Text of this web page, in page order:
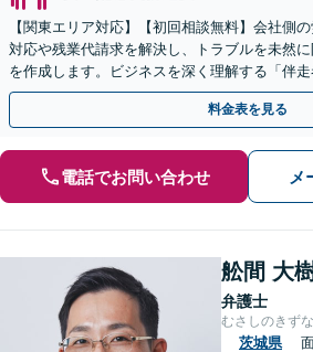
【関東エリア対応】【初回相談無料】会社側
対応や残業代請求を解決し、トラブルを未然
を作成します。ビジネスを深く理解する「伴
益と今後の事業成長を守り抜きます。
料金表を見る
電話でお問い合わせ メ
舩間 大
弁護士
むさしのきず
茨城県